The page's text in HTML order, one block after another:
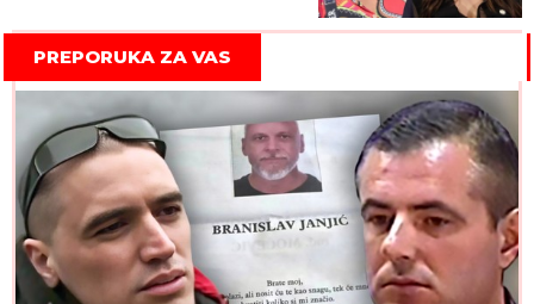
KOLICIMA!
PREPORUKA ZA VAS